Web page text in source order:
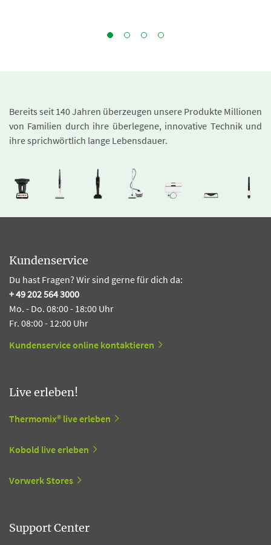
Bereits seit 140 Jahren überzeugen unsere Produkte Millionen
von Familien durch ihre überlegene, innovative Technik und
ihre sprichwörtlich lange Lebensdauer.
Kundenservice
Du hast Fragen? Wir sind gerne für dich da:
+ 49 202 564 3000
Mo. - Do. 08:00 - 18:00 Uhr
Fr. 08:00 - 12:00 Uhr
Kundenservice online kontaktieren
Live erleben!
Thermomix® live erleben
Kobold live erleben
Vorwerk Stores
Support Center